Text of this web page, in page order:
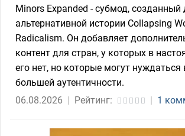
Minors Expanded - субмод,
альтернативной истории Collapsing
Radicalism. Он добавляет
контент для стран, у которых в
его нет, но которые могут нуждаться
большей аутентичности.
06.08.2026 | Рейтинг: | 1